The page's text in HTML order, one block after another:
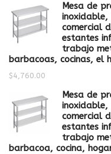
Mesa de
comercial
estantes
trabajo
barbacoas, cocinas, el
$4,760.00
Mesa de
comercial
estantes
trabajo
barbacoa, cocina,